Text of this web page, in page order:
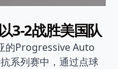
3-2战胜美国队
的Progressive Auto
系列赛中，通过点球